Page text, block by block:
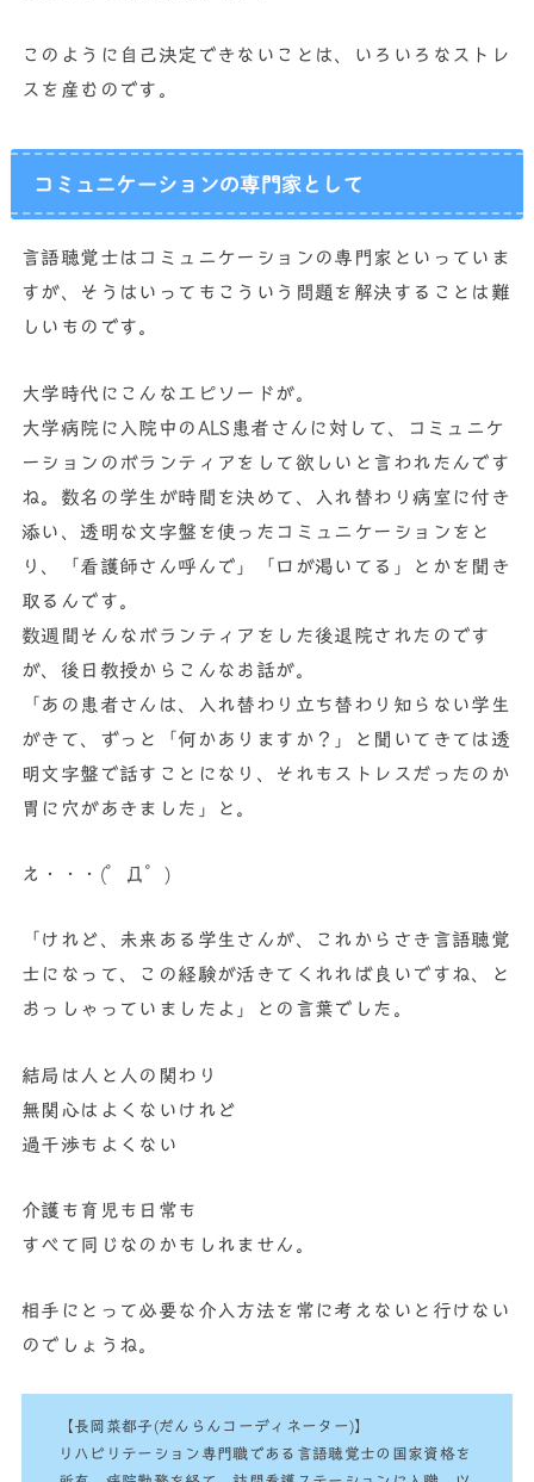
このように自己決定できないことは、いろいろなストレ
スを産むのです。
コミュニケーションの専門家として
言語聴覚士はコミュニケーションの専門家といっていま
すが、そうはいってもこういう問題を解決することは難
しいものです。
大学時代にこんなエピソードが。
大学病院に入院中のALS患者さんに対して、コミュニケ
ーションのボランティアをして欲しいと言われたんです
ね。数名の学生が時間を決めて、入れ替わり病室に付き
添い、透明な文字盤を使ったコミュニケーションをと
り、「看護師さん呼んで」「口が渇いてる」とかを聞き
取るんです。
数週間そんなボランティアをした後退院されたのです
が、後日教授からこんなお話が。
「あの患者さんは、入れ替わり立ち替わり知らない学生
がきて、ずっと「何かありますか？」と聞いてきては透
明文字盤で話すことになり、それもストレスだったのか
胃に穴があきました」と。
え・・・(゜Д゜)
「けれど、未来ある学生さんが、これからさき言語聴覚
士になって、この経験が活きてくれれば良いですね、と
おっしゃっていましたよ」との言葉でした。
結局は人と人の関わり
無関心はよくないけれど
過干渉もよくない
介護も育児も日常も
すべて同じなのかもしれません。
相手にとって必要な介入方法を常に考えないと行けない
のでしょうね。
【長岡菜都子(だんらんコーディネーター)】
リハビリテーション専門職である言語聴覚士の国家資格を